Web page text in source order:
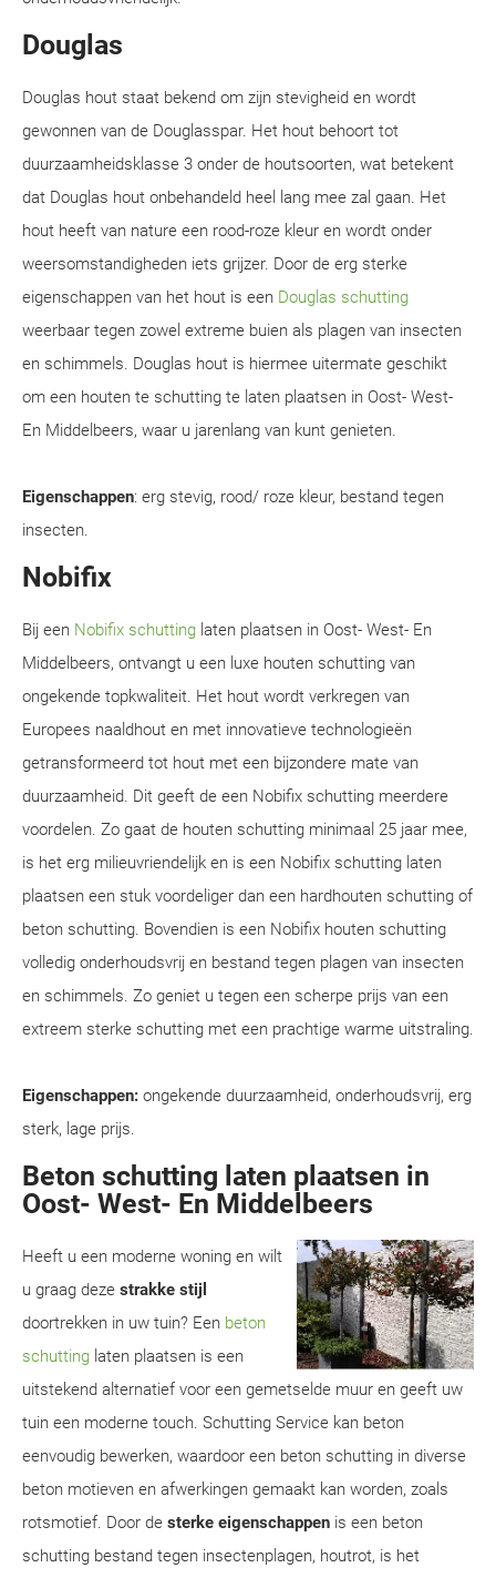
Douglas
Douglas hout staat bekend om zijn stevigheid en wordt
gewonnen van de Douglasspar. Het hout behoort tot
duurzaamheidsklasse 3 onder de houtsoorten, wat betekent
dat Douglas hout onbehandeld heel lang mee zal gaan. Het
hout heeft van nature een rood-roze kleur en wordt onder
weersomstandigheden iets grijzer. Door de erg sterke
eigenschappen van het hout is een Douglas schutting
weerbaar tegen zowel extreme buien als plagen van insecten
en schimmels. Douglas hout is hiermee uitermate geschikt
om een houten te schutting te laten plaatsen in Oost- West-
En Middelbeers, waar u jarenlang van kunt genieten.
Eigenschappen: erg stevig, rood/ roze kleur, bestand tegen
insecten.
Nobifix
Bij een Nobifix schutting laten plaatsen in Oost- West- En
Middelbeers, ontvangt u een luxe houten schutting van
ongekende topkwaliteit. Het hout wordt verkregen van
Europees naaldhout en met innovatieve technologieën
getransformeerd tot hout met een bijzondere mate van
duurzaamheid. Dit geeft de een Nobifix schutting meerdere
voordelen. Zo gaat de houten schutting minimaal 25 jaar mee,
is het erg milieuvriendelijk en is een Nobifix schutting laten
plaatsen een stuk voordeliger dan een hardhouten schutting of
beton schutting. Bovendien is een Nobifix houten schutting
volledig onderhoudsvrij en bestand tegen plagen van insecten
en schimmels. Zo geniet u tegen een scherpe prijs van een
extreem sterke schutting met een prachtige warme uitstraling.
Eigenschappen: ongekende duurzaamheid, onderhoudsvrij, erg
sterk, lage prijs.
Beton schutting laten plaatsen in
Oost- West- En Middelbeers
Heeft u een moderne woning en wilt
u graag deze strakke stijl
doortrekken in uw tuin? Een beton
schutting laten plaatsen is een
uitstekend alternatief voor een gemetselde muur en geeft uw
tuin een moderne touch. Schutting Service kan beton
eenvoudig bewerken, waardoor een beton schutting in diverse
beton motieven en afwerkingen gemaakt kan worden, zoals
rotsmotief. Door de sterke eigenschappen is een beton
schutting bestand tegen insectenplagen, houtrot, is het